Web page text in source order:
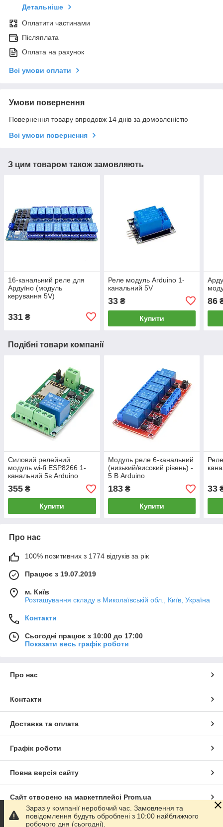
Детальніше
Оплатити частинами
Післяплата
Оплата на рахунок
Всі умови оплати
Умови повернення
Повернення товару впродовж 14 днів за домовленістю
Всі умови повернення
З цим товаром також замовляють
16-канальний реле для
Ардуїно (модуль
керування 5V)
331 ₴
Реле модуль Arduino 1-
канальний 5V
33₴
Купити
86
Подібні товари компанії
Силовий релейний
модуль wi-fi ESP8266 1-
канальний 5в Arduino
355 ₴
Купити
Модуль реле 6-канальний
(низький/високий рівень) -
5 В Arduino
183₴
Купити
33
Про нас
100% позитивних з 1774 відгуків за рік
Працює з 19.07.2019
м. Київ
Розташування складу в Миколаївській обл., Київ, Україна
Контакти
Сьогодні працює з 10:00 до 17:00
Показати весь графік роботи
Про нас
Контакти
Доставка та оплата
Графік роботи
Повна версія сайту
Сайт створено на маркетплейсі Prom.ua
Політика конфіденційності
Зараз у компанії неробочий час. Замовлення та
повідомлення будуть оброблені з 10:00 найближчого
робочого дня (сьогодні).